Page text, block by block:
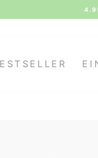
AUS 7.518